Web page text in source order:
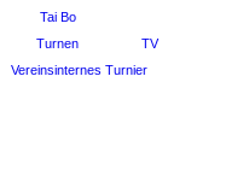
Tai Bo
Turnen
TV
Vereinsinternes Turnier